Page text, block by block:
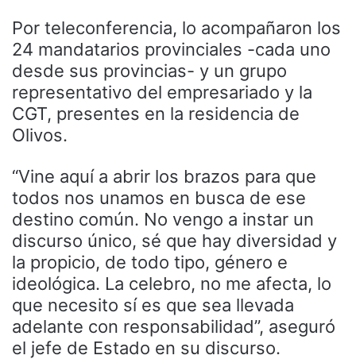
Por teleconferencia, lo acompañaron los
24 mandatarios provinciales -cada uno
desde sus provincias- y un grupo
representativo del empresariado y la
CGT, presentes en la residencia de
Olivos.
“Vine aquí a abrir los brazos para que
todos nos unamos en busca de ese
destino común. No vengo a instar un
discurso único, sé que hay diversidad y
la propicio, de todo tipo, género e
ideológica. La celebro, no me afecta, lo
que necesito sí es que sea llevada
adelante con responsabilidad”, aseguró
el jefe de Estado en su discurso.